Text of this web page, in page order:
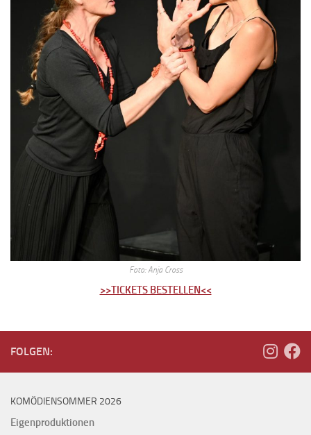
Foto: Anja Cross
>>TICKETS BESTELLEN<<
FOLGEN:
KOMÖDIENSOMMER 2026
Eigenproduktionen